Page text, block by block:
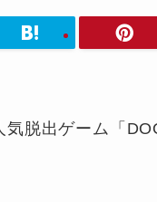
脱出ゲーム「